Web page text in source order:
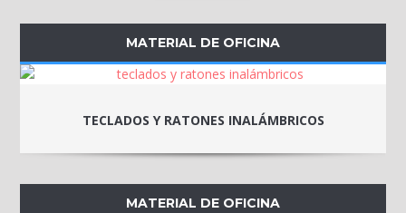
MATERIAL DE OFICINA
TECLADOS Y RATONES INALÁMBRICOS
MATERIAL DE OFICINA